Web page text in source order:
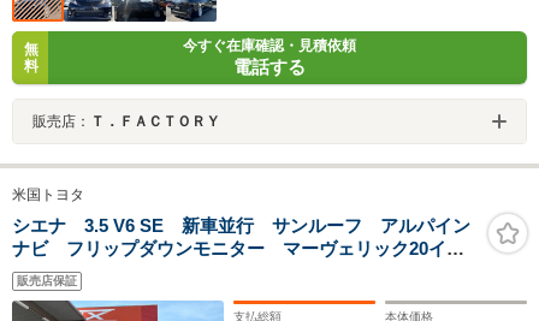
無
料
今すぐ在庫確認・見積依頼
電話する
販売店： Ｔ．ＦＡＣＴＯＲＹ
米国トヨタ
シエナ 3.5 V6 SE 新車並行 サンルーフ アルパイン
ナビ フリップダウンモニター マーヴェリック20イン
チホイール 両側パワースライドドア パワーバックド
ア サイド&リアスポイラー ブラックグリル
販売店保証
支払総額 本体価格